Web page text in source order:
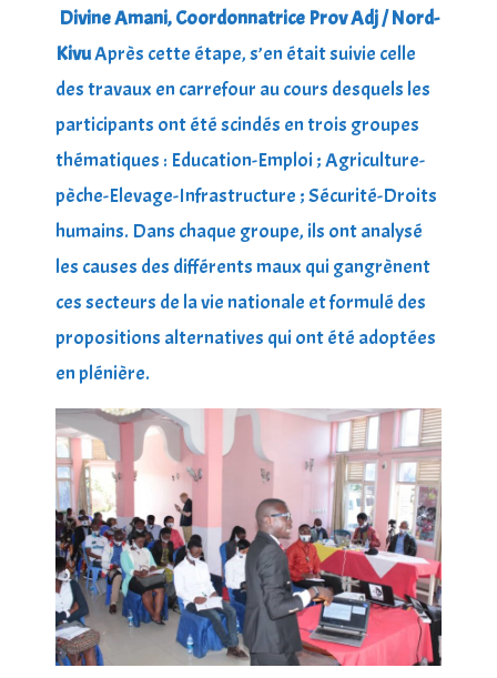
Divine Amani, Coordonnatrice Prov Adj / Nord-
KivuAprès cette étape, s’en était suivie celle
des travaux en carrefour au cours desquels les
participants ont été scindés en trois groupes
thématiques : Education-Emploi ; Agriculture-
pèche-Elevage-Infrastructure ; Sécurité-Droits
humains. Dans chaque groupe, ils ont analysé
les causes des différents maux qui gangrènent
ces secteurs de la vie nationale et formulé des
propositions alternatives qui ont été adoptées
en plénière.